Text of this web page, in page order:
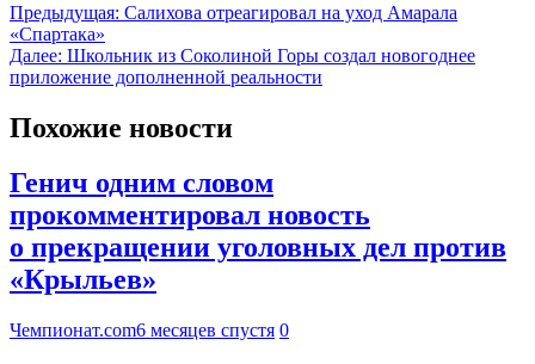
Предыдущая: Салихова отреагировал на уход Амарала
«Спартака»
Далее: Школьник из Соколиной Горы создал новогоднее
приложение дополненной реальности
Похожие новости
Генич одним словом
прокомментировал новость
о прекращении уголовных дел против
«Крыльев»
Чемпионат.com6 месяцев спустя 0